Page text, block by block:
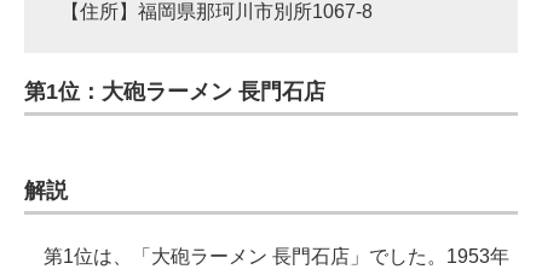
【住所】福岡県那珂川市別所1067-8
第1位：大砲ラーメン 長門石店
解説
第1位は、「大砲ラーメン 長門石店」でした。1953年